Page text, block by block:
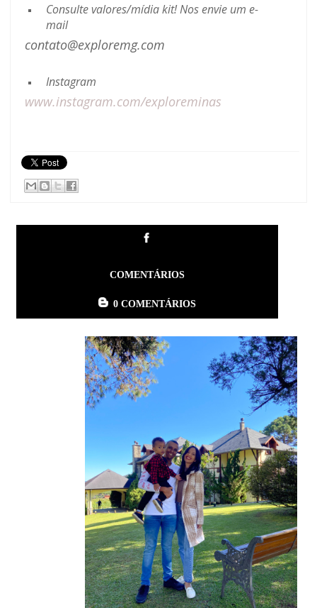
Consulte valores/mídia kit! Nos envie um e-
mail
contato@exploremg.com
Instagram
www.instagram.com/exploreminas
COMENTÁRIOS
0 COMENTÁRIOS